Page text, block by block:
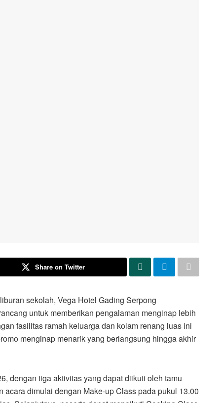
Share on Twitter
sekolah, Vega Hotel Gading Serpong
untuk memberikan pengalaman menginap lebih
fasilitas ramah keluarga dan kolam renang luas ini
menginap menarik yang berlangsung hingga akhir
dengan tiga aktivitas yang dapat diikuti oleh tamu
dimulai dengan Make-up Class pada pukul 13.00